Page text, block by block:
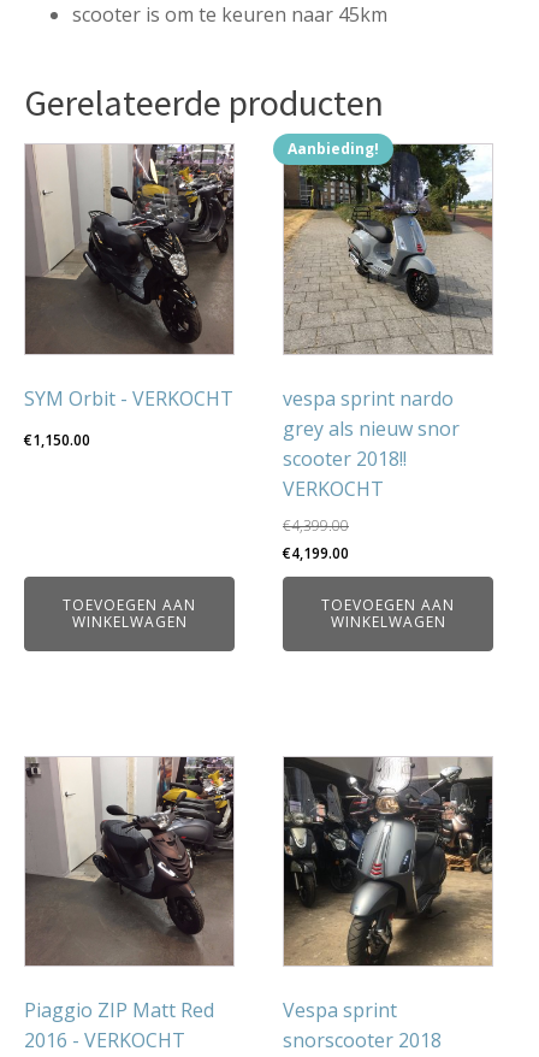
scooter is om te keuren naar 45km
Gerelateerde producten
SYM Orbit - VERKOCHT
€1,150.00
TOEVOEGEN AAN
WINKELWAGEN
Aanbieding!
vespa sprint nardo
grey als nieuw snor
scooter 2018!!
VERKOCHT
€4,399.00
Oorspronkelijke
prijs
was:
€4,199.00
prijs
is:
TOEVOEGEN AAN
WINKELWAGEN
Piaggio ZIP Matt Red
2016 - VERKOCHT
Vespa sprint
snorscooter 2018